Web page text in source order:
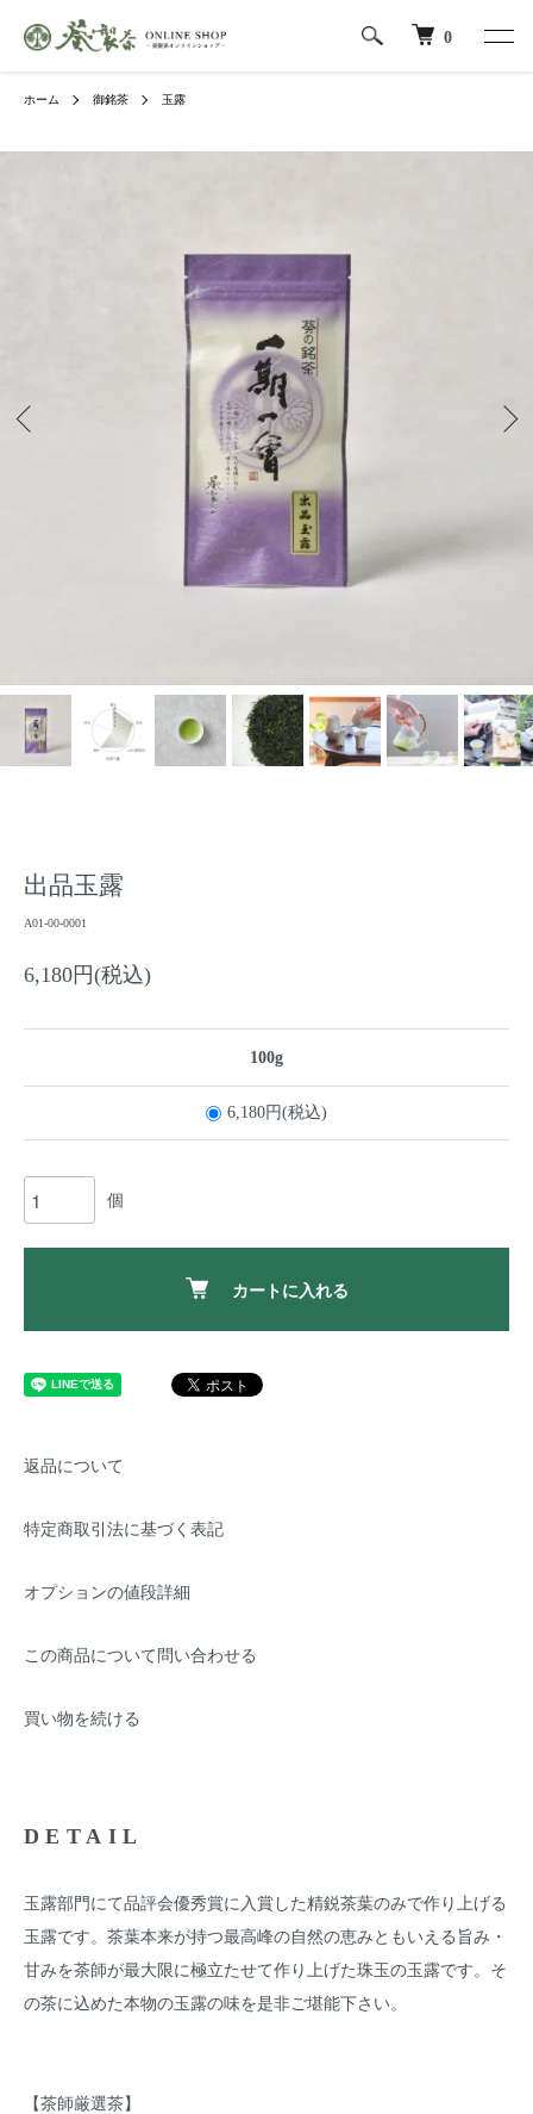
0
ホーム 御銘茶 玉露
出品玉露
A01-00-0001
6,180円(税込)
100g
6,180円(税込)
個
カートに入れる
返品について
特定商取引法に基づく表記
オプションの値段詳細
この商品について問い合わせる
買い物を続ける
DETAIL
玉露部門にて品評会優秀賞に入賞した精鋭茶葉のみで作り上げる
玉露です。茶葉本来が持つ最高峰の自然の恵みともいえる旨み・
甘みを茶師が最大限に極立たせて作り上げた珠玉の玉露です。そ
の茶に込めた本物の玉露の味を是非ご堪能下さい。
【茶師厳選茶】